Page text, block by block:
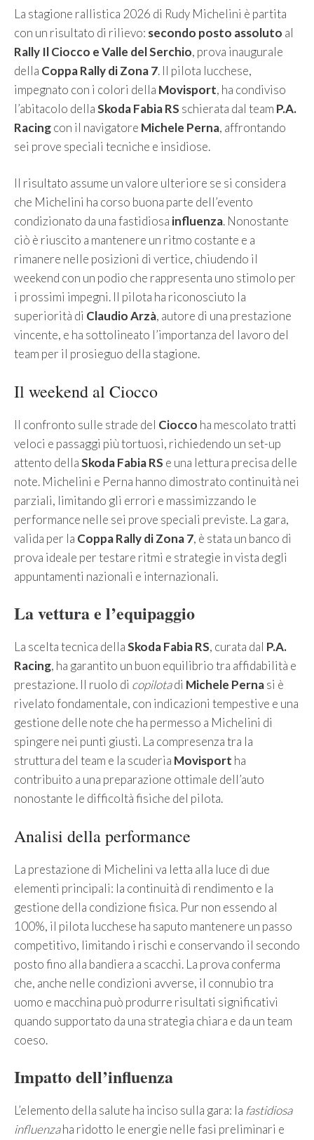
La stagione rallistica 2026 di Rudy Michelini è partita
con un risultato di rilievo: secondo posto assoluto al
Rally Il Ciocco e Valle del Serchio, prova inaugurale
della Coppa Rally di Zona 7. Il pilota lucchese,
impegnato con i colori della Movisport, ha condiviso
l’abitacolo dellaSkoda Fabia RS schierata dal team P.A.
Racingcon il navigatore Michele Perna, affrontando
sei prove speciali tecniche e insidiose.
Il risultato assume un valore ulteriore se si considera
che Michelini ha corso buona parte dell’evento
condizionato da una fastidiosa influenza. Nonostante
ciò è riuscito a mantenere un ritmo costante e a
rimanere nelle posizioni di vertice, chiudendo il
weekend con un podio che rappresenta uno stimolo per
i prossimi impegni. Il pilota ha riconosciuto la
superiorità di Claudio Arzà, autore di una prestazione
vincente, e ha sottolineato l’importanza del lavoro del
team per il prosieguo della stagione.
Il weekend al Ciocco
Il confronto sulle strade del Ciocco ha mescolato tratti
veloci e passaggi più tortuosi, richiedendo un set-up
attento dellaSkoda Fabia RS e una lettura precisa delle
note. Michelini e Perna hanno dimostrato continuità nei
parziali, limitando gli errori e massimizzando le
performance nelle sei prove speciali previste. La gara,
valida per la Coppa Rally di Zona 7, è stata un banco di
prova ideale per testare ritmi e strategie in vista degli
appuntamenti nazionali e internazionali.
La vettura e l’equipaggio
La scelta tecnica dellaSkoda Fabia RS, curata dal P.A.
Racing, ha garantito un buon equilibrio tra affidabilità e
prestazione. Il ruolo di copilotadi Michele Pernasi è
rivelato fondamentale, con indicazioni tempestive e una
gestione delle note che ha permesso a Michelini di
spingere nei punti giusti. La compresenza tra la
struttura del team e la scuderia Movisport ha
contribuito a una preparazione ottimale dell’auto
nonostante le difficoltà fisiche del pilota.
Analisi della performance
La prestazione di Michelini va letta alla luce di due
elementi principali: la continuità di rendimento e la
gestione della condizione fisica. Pur non essendo al
100%, il pilota lucchese ha saputo mantenere un passo
competitivo, limitando i rischi e conservando il secondo
posto fino alla bandiera a scacchi. La prova conferma
che, anche nelle condizioni avverse, il connubio tra
uomo e macchina può produrre risultati significativi
quando supportato da una strategia chiara e da un team
coeso.
Impatto dell’influenza
L’elemento della salute ha inciso sulla gara: la fastidiosa
influenzaha ridotto le energie nelle fasi preliminari e